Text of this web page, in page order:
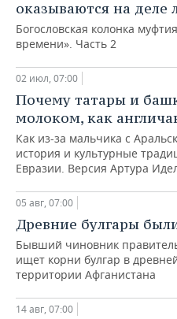
оказываются на деле
Богословская колонка
времени». Часть 2
02 июл, 07:00
Почему татары и
молоком, как
Как из-за мальчика с
история и культурные
Евразии. Версия Артура
05 авг, 07:00
Древние булгары
Бывший чиновник
ищет корни булгар в
территории Афганистана
14 авг, 07:00